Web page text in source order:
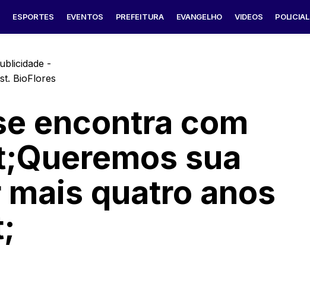
ESPORTES EVENTOS PREFEITURA EVANGELHO VIDEOS POLICIAL
-
encontra com
sua
quatro anos